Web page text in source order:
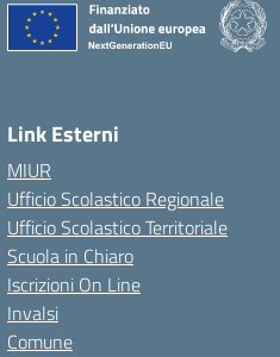
Link Esterni
MIUR
Ufficio Scolastico Regionale
Ufficio Scolastico Territoriale
Scuola in Chiaro
Iscrizioni On Line
Invalsi
Comune